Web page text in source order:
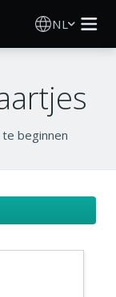
NL
beginnen